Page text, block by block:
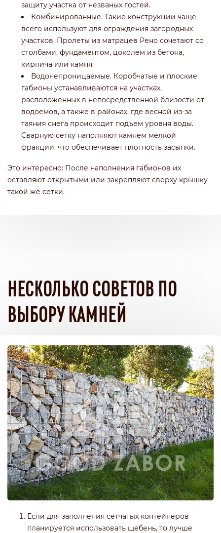
защиту участка от незваных гостей.
Комбинированные. Такие конструкции чаще
всего используют для ограждения загородных
участков. Пролеты из матрацев Рено сочетают со
столбами, фундаментом, цоколем из бетона,
кирпича или камня.
Водонепроницаемые. Коробчатые и плоские
габионы устанавливаются на участках,
расположенных в непосредственной близости от
водоемов, а также в районах, где весной из-за
таяния снега происходит подъем уровня воды.
Сварную сетку наполняют камнем мелкой
фракции, что обеспечивает плотность засыпки.
Это интересно: После наполнения габионов их
оставляют открытыми или закрепляют сверху крышку
такой же сетки.
НЕСКОЛЬКО СОВЕТОВ ПО
ВЫБОРУ КАМНЕЙ
Если для заполнения сетчатых контейнеров
планируется использовать щебень, то лучше